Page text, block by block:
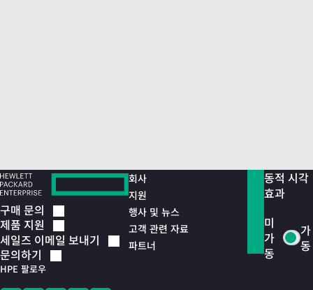
구매 문의
제품 지원
세일즈 이메일 보내기
문의하기
HPE 팔로우
회사
지원
행사 및 뉴스
고객 관련 자료
파트너
동적 시각
효과
미
가
동
가
동